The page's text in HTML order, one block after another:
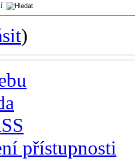
)
přístupnosti